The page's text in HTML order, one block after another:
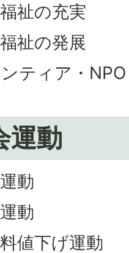
祉の充実
祉の発展
ティア・
運動
動
動
値下げ運動